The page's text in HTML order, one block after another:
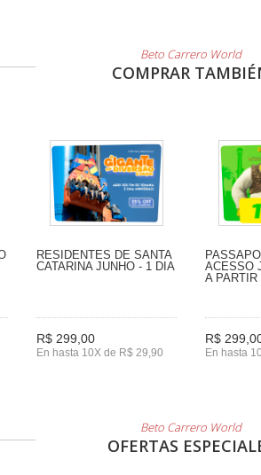
Beto Carrero World
COMPRAR
RESIDENTES DE SANTA
CATARINA JUNHO - 1 DIA
R$ 299,00
En hasta 10X de R$ 29,90
ACESSO
A PARTIR
R$
En hasta
Beto Carrero World
OFERTAS